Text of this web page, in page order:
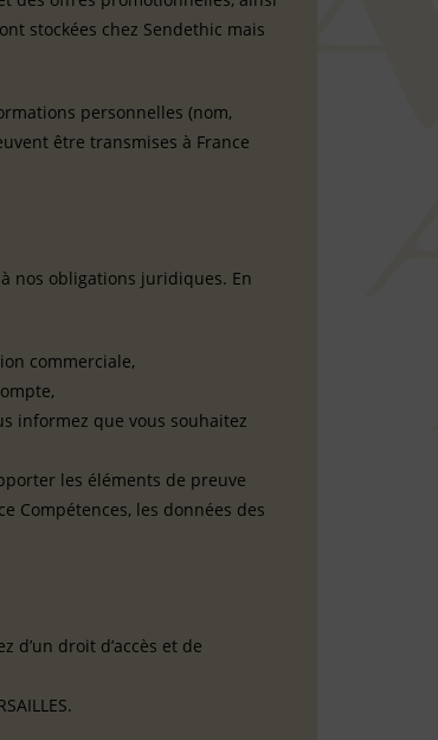
stockées chez Sendethic mais
personnelles (nom,
être transmises à France
nos obligations juridiques. En
commerciale,
informez que vous souhaitez
les éléments de preuve
Compétences, les données des
droit d’accès et de